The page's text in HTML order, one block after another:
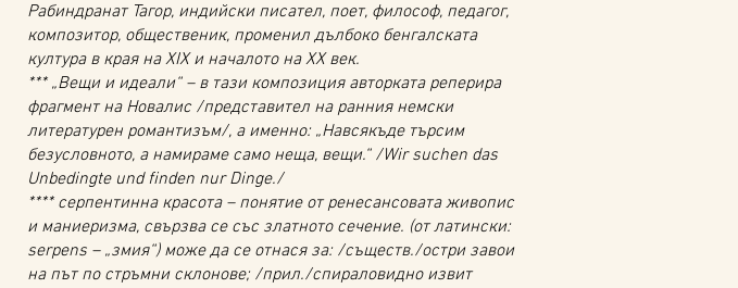
Рабиндранат Тагор, индийски писател, поет, философ, педагог,
композитор, общественик, променил дълбоко бенгалската
култура в края на ХІХ и началото на ХХ век.
*** „Вещи и идеали“ – в тази композиция авторката реперира
фрагмент на Новалис /представител на ранния немски
литературен романтизъм/, а именно: „Навсякъде търсим
безусловното, а намираме само неща, вещи.“ /Wir suchen das
Unbedingte und finden nur Dinge./
**** серпентинна красота – понятие от ренесансовата живопис
и маниеризма, свързва се със златното сечение. (от латински:
serpens – „змия“) може да се отнася за: /съществ./остри завои
на път по стръмни склонове; /прил./спираловидно извит